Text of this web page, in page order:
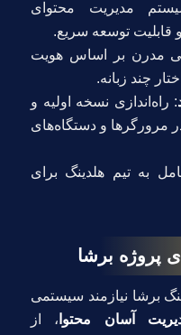
مدیریت محتوای
قابلیت توسعه سریع.
مدرن بر اساس هویت
چند زبانه.
: راه‌اندازی نسخه اولیه و
مرورگرها و دستگاه‌های
به تیم هلدینگ برای
پروژه برشا
برشا نیازمند سیستمی
آسان محتوا ، از